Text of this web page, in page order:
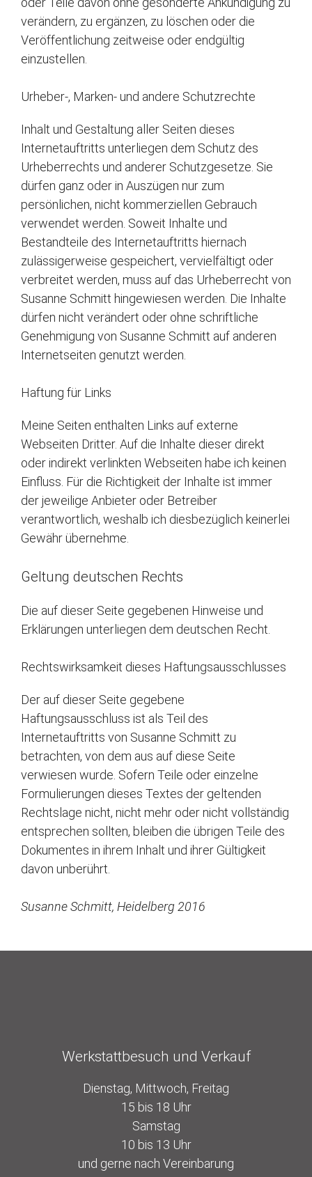
verändern, zu ergänzen, zu löschen oder die
Veröffentlichung zeitweise oder endgültig
einzustellen.
Urheber-, Marken- und andere Schutzrechte
Inhalt und Gestaltung aller Seiten dieses
Internetauftritts unterliegen dem Schutz des
Urheberrechts und anderer Schutzgesetze. Sie
dürfen ganz oder in Auszügen nur zum
persönlichen, nicht kommerziellen Gebrauch
verwendet werden. Soweit Inhalte und
Bestandteile des Internetauftritts hiernach
zulässigerweise gespeichert, vervielfältigt oder
verbreitet werden, muss auf das Urheberrecht von
Susanne Schmitt hingewiesen werden. Die Inhalte
dürfen nicht verändert oder ohne schriftliche
Genehmigung von Susanne Schmitt auf anderen
Internetseiten genutzt werden.
Haftung für Links
Meine Seiten enthalten Links auf externe
Webseiten Dritter. Auf die Inhalte dieser direkt
oder indirekt verlinkten Webseiten habe ich keinen
Einfluss. Für die Richtigkeit der Inhalte ist immer
der jeweilige Anbieter oder Betreiber
verantwortlich, weshalb ich diesbezüglich keinerlei
Gewähr übernehme.
Geltung deutschen Rechts
Die auf dieser Seite gegebenen Hinweise und
Erklärungen unterliegen dem deutschen Recht.
Rechtswirksamkeit dieses Haftungsausschlusses
Der auf dieser Seite gegebene
Haftungsausschluss ist als Teil des
Internetauftritts von Susanne Schmitt zu
betrachten, von dem aus auf diese Seite
verwiesen wurde. Sofern Teile oder einzelne
Formulierungen dieses Textes der geltenden
Rechtslage nicht, nicht mehr oder nicht vollständig
entsprechen sollten, bleiben die übrigen Teile des
Dokumentes in ihrem Inhalt und ihrer Gültigkeit
davon unberührt.
Susanne Schmitt, Heidelberg 2016
Werkstattbesuch und Verkauf
Dienstag, Mittwoch, Freitag
15 bis 18 Uhr
Samstag
10 bis 13 Uhr
und gerne nach Vereinbarung